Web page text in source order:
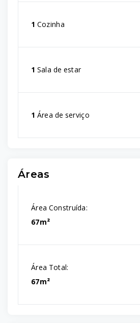
1 Cozinha
1 Sala de estar
1 Área de serviço
Áreas
Área Construída:
67m²
Área Total:
67m²